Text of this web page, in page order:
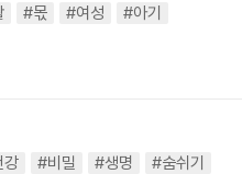
#몫 #여성
#아기
강 #비밀 #생명
#숨쉬기